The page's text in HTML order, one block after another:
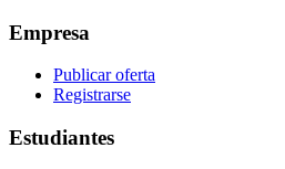
Empresa
Publicar oferta
Registrarse
Estudiantes